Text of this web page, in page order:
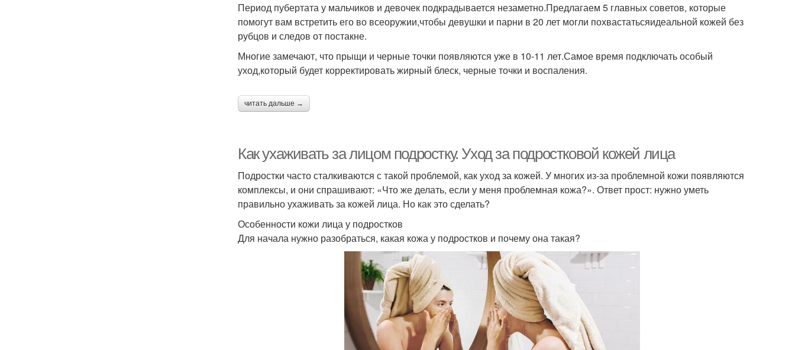
Период пубертата у мальчиков и девочек подкрадывается незаметно.Предлагаем 5 главных советов, которые
помогут вам встретить его во всеоружии,чтобы девушки и парни в 20 лет могли похвастатьсяидеальной кожей без
рубцов и следов от постакне.
Многие замечают, что прыщи и черные точки появляются уже в 10-11 лет.Самое время подключать особый
уход,который будет корректировать жирный блеск, черные точки и воспаления.
читать дальше →
Как ухаживать за лицом подростку. Уход за подростковой кожей лица
Подростки часто сталкиваются с такой проблемой, как уход за кожей. У многих из-за проблемной кожи появляются
комплексы, и они спрашивают: «Что же делать, если у меня проблемная кожа?». Ответ прост: нужно уметь
правильно ухаживать за кожей лица. Но как это сделать?
Особенности кожи лица у подростков
Для начала нужно разобраться, какая кожа у подростков и почему она такая?